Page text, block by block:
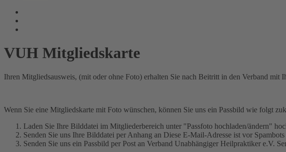
VUH Mitgliedskarte
Ihren Mitgliedsausweis, (mit oder ohne Foto) erhalten Sie nach Beitritt in den Verband mit
Wenn Sie eine Mitgliedskarte mit Foto wünschen, können Sie uns ein Passbild wie folgt
Laden Sie Ihre Bilddatei im Mitgliederbereich unter "Passfoto hochladen/ändern"
Senden Sie uns Ihre Bilddatei per Anhang an Diese E-Mail-Adresse ist vor
Senden Sie uns ein Passbild per Post an Verband Unabhängiger Heilpraktiker e.V.